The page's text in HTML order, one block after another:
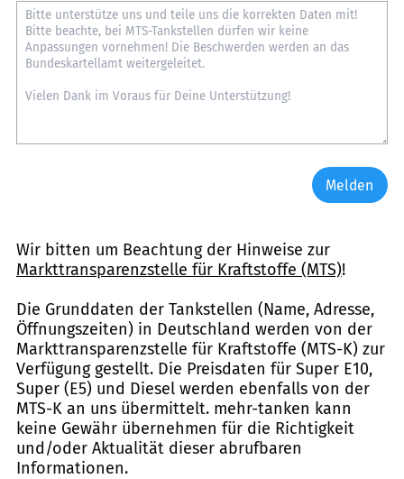
Melden
Wir bitten um Beachtung der Hinweise zur
Markttransparenzstelle für Kraftstoffe (MTS)!
Die Grunddaten der Tankstellen (Name, Adresse,
Öffnungszeiten) in Deutschland werden von der
Markttransparenzstelle für Kraftstoffe (MTS-K) zur
Verfügung gestellt. Die Preisdaten für Super E10,
Super (E5) und Diesel werden ebenfalls von der
MTS-K an uns übermittelt. mehr-tanken kann
keine Gewähr übernehmen für die Richtigkeit
und/oder Aktualität dieser abrufbaren
Informationen.